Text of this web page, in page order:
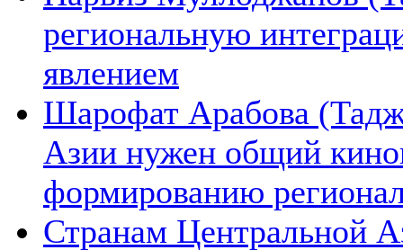
региональную
явлением
Шарофат Арабова
Азии нужен общий
формированию
Странам Центральной